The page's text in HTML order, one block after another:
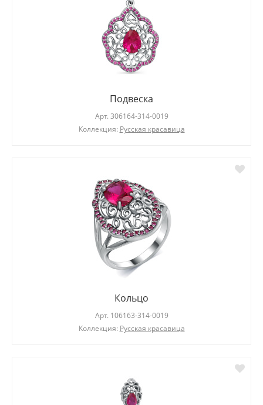
Подвеска
Арт. 306164-314-0019
Коллекция: Русская красавица
Кольцо
Арт. 106163-314-0019
Коллекция: Русская красавица